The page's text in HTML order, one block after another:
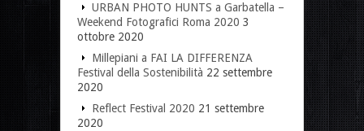
URBAN PHOTO HUNTS a Garbatella –
Weekend Fotografici Roma 2020 3
ottobre 2020
Millepiani a FAI LA DIFFERENZA
Festival della Sostenibilità 22 settembre
2020
Reflect Festival 2020 21 settembre
2020